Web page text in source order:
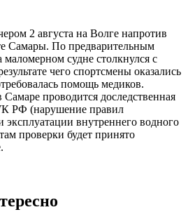
2 августа на Волге напротив
Самары. По предварительным
судне столкнулся с
чего спортсмены оказались
помощь медиков.
проводится доследственная
РФ (нарушение правил
эксплуатации внутреннего водного
проверки будет принято